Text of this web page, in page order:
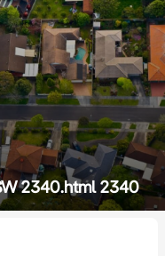
2340.html 2340